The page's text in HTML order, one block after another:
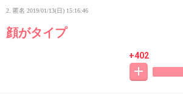
2. 匿名 2019/01/13(日) 15:16:46
顔がタイプ
+402